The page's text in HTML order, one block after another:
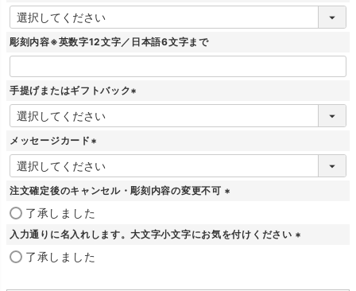
(
必
須
彫刻内容※英数字12文字／日本語6文字まで
手提げまたはギフトバック
(
メッセージカード
(
必
須
注文確定後のキャンセル・彫刻内容の変更不可
須
了承しました
入力通りに名入れします。大文字小文字にお気を付けください
了承しました